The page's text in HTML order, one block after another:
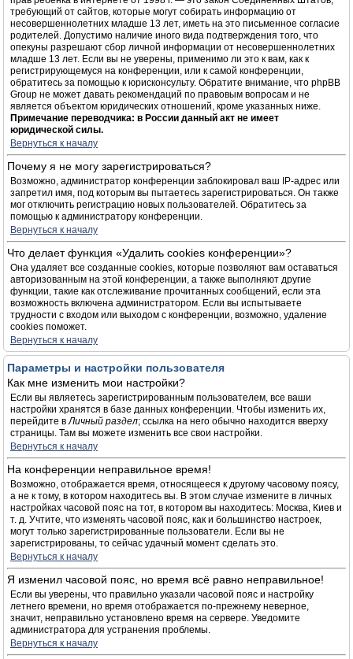
требующий от сайтов, которые могут собирать информацию от
несовершеннолетних младше 13 лет, иметь на это письменное согласие
родителей. Допустимо наличие иного вида подтверждения того, что
опекуны разрешают сбор личной информации от несовершеннолетних
младше 13 лет. Если вы не уверены, применимо ли это к вам, как к
регистрирующемуся на конференции, или к самой конференции,
обратитесь за помощью к юрисконсульту. Обратите внимание, что phpBB
Group не может давать рекомендаций по правовым вопросам и не
является объектом юридических отношений, кроме указанных ниже.
Примечание переводчика: в России данный акт не имеет
юридической силы.
Вернуться к началу
Почему я не могу зарегистрироваться?
Возможно, администратор конференции заблокировал ваш IP-адрес или
запретил имя, под которым вы пытаетесь зарегистрироваться. Он также
мог отключить регистрацию новых пользователей. Обратитесь за
помощью к администратору конференции.
Вернуться к началу
Что делает функция «Удалить cookies конференции»?
Она удаляет все созданные cookies, которые позволяют вам оставаться
авторизованным на этой конференции, а также выполняют другие
функции, такие как отслеживание прочитанных сообщений, если эта
возможность включена администратором. Если вы испытываете
трудности с входом или выходом с конференции, возможно, удаление
cookies поможет.
Вернуться к началу
Параметры и настройки пользователя
Как мне изменить мои настройки?
Если вы являетесь зарегистрированным пользователем, все ваши
настройки хранятся в базе данных конференции. Чтобы изменить их,
перейдите вЛичный раздел; ссылка на него обычно находится вверху
страницы. Там вы можете изменить все свои настройки.
Вернуться к началу
На конференции неправильное время!
Возможно, отображается время, относящееся к другому часовому поясу,
а не к тому, в котором находитесь вы. В этом случае измените в личных
настройках часовой пояс на тот, в котором вы находитесь: Москва, Киев и
т. д. Учтите, что изменять часовой пояс, как и большинство настроек,
могут только зарегистрированные пользователи. Если вы не
зарегистрированы, то сейчас удачный момент сделать это.
Вернуться к началу
Я изменил часовой пояс, но время всё равно неправильное!
Если вы уверены, что правильно указали часовой пояс и настройку
летнего времени, но время отображается по-прежнему неверное,
значит, неправильно установлено время на сервере. Уведомите
администратора для устранения проблемы.
Вернуться к началу